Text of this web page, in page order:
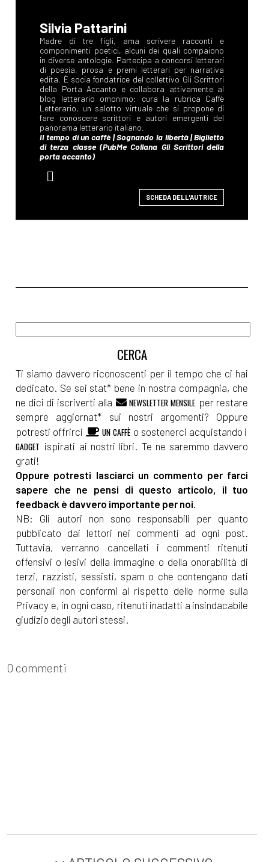
Silvia Pattarini
SCHEDA DELL'AUTRICE
Ti siamo davvero riconoscenti per il tempo che ci hai
dedicato. Se sei stat* bene in nostra compagnia, che
ne dici di iscriverti alla
NEWSLETTER MENSILE per restare
sempre aggiornat* sui nostri argomenti? Oppure
potresti offrirci
UN CAFFÈ o sostenerci acquistando i
GADGET ispirati ai nostri libri. Te ne saremmo davvero
grati!
Oppure potresti lasciarci un commento per farci
sapere che ne pensi di questo articolo, il tuo
feedback è davvero importante per noi.
NB: Gli autori non sono responsabili per quanto
pubblicato dai lettori nei commenti ad ogni post.
Tuttavia, verranno cancellati i commenti ritenuti
offensivi o lesivi della immagine o della onorabilità di
terzi, razzisti, sessisti, spam o che contengano dati
personali non conformi al rispetto delle norme sulla
Privacy e, in ogni caso, ritenuti inadatti a insindacabile
giudizio degli autori stessi.
0 commenti